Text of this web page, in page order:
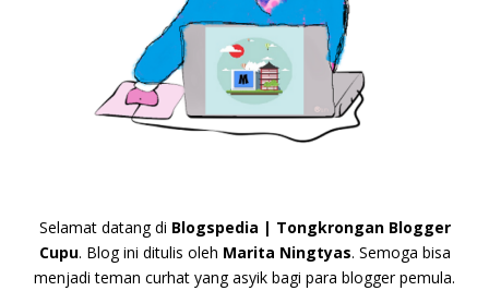
Selamat datang di Blogspedia | Tongkrongan Blogger
Cupu. Blog ini ditulis oleh Marita Ningtyas. Semoga bisa
menjadi teman curhat yang asyik bagi para blogger pemula.